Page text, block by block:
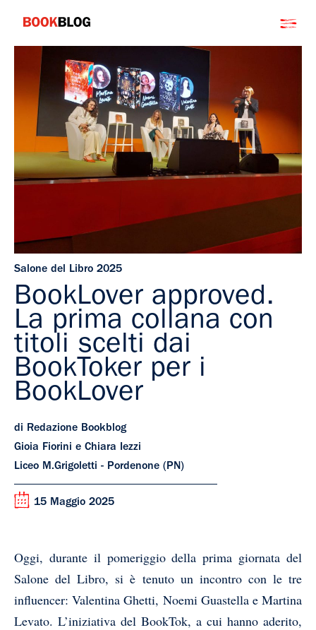
contenuto
Bookblog
Salone del Libro 2025
BookLover approved.
La prima collana con
titoli scelti dai
BookToker per i
BookLover
di Redazione Bookblog
Gioia Fiorini e Chiara Iezzi
Liceo M.Grigoletti - Pordenone (PN)
15 Maggio 2025
Oggi, durante il pomeriggio della prima giornata del
Salone del Libro, si è tenuto un incontro con le tre
influencer: Valentina Ghetti, Noemi Guastella e Martina
Levato. L’iniziativa del BookTok, a cui hanno aderito,